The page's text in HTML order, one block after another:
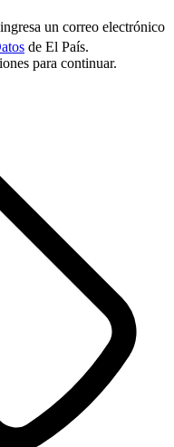
un correo electrónico
de El País.
para continuar.